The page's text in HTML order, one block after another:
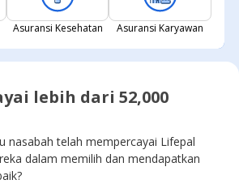
Asuransi Kesehatan Asuransi Karyawan
lebih dari 52,000
nasabah telah mempercayai Lifepal
dalam memilih dan mendapatkan